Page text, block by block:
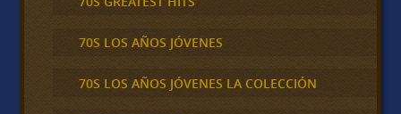
70S LOS AÑOS JÓVENES
70S LOS AÑOS JÓVENES LA COLECCIÓN